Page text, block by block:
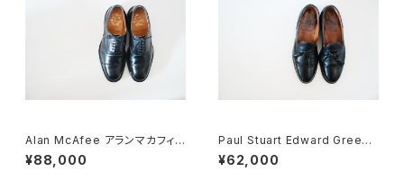
Alan McAfee アランマカフィ
ー CHEANEY製 キャップトウ 6
¥88,000
Paul Stuart Edward Green
製 タッセルブローグ 7D
¥62,000